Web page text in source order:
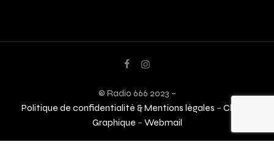
© Radio 666 2023 –
Politique de confidentialité & Mentions légales – Charte
Graphique – Webmail